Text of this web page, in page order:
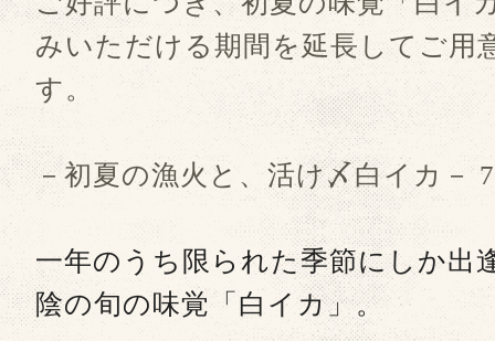
みいただける期間を延長してご用
す。
－初夏の漁火と、活け〆白イカ－
一年のうち限られた季節にしか出
陰の旬の味覚「白イカ」。